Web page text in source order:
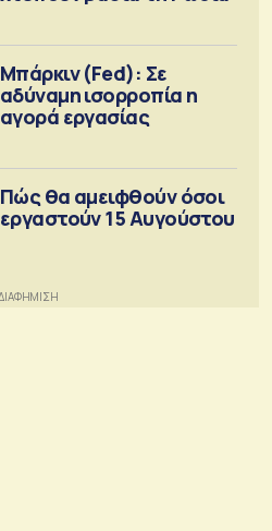
Μπάρκιν (Fed): Σε
αδύναμη ισορροπία η
αγορά εργασίας
Πώς θα αμειφθούν όσοι
εργαστούν 15 Αυγούστου